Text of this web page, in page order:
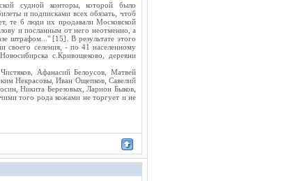
судной конторы, которой было
и подписками всех обязать, чтоб
те б люди их продавали Московской
и посланным от него неотменно, а
штрафом..." [15]. В результате этого
своего селения, - по 41 населенному
с.Кривощеково, деревни
Афанасий Белоусов, Матвей
Некрасовы, Иван Ощепков, Савелий
Никита Березовых, Ларион Быков,
того рода кожами не торгует и не